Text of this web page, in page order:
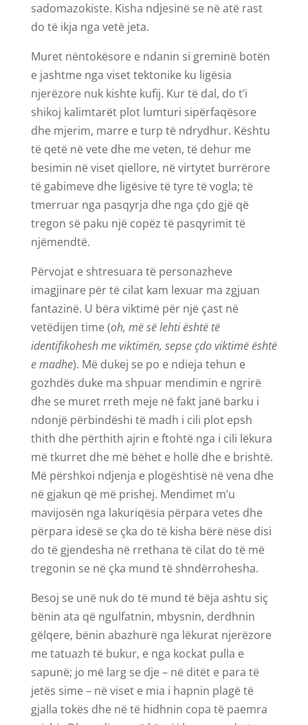
sadomazokiste. Kisha ndjesinë se në atë rast
do të ikja nga vetë jeta.
Muret nëntokësore e ndanin si greminë botën
e jashtme nga viset tektonike ku ligësia
njerëzore nuk kishte kufij. Kur të dal, do t’i
shikoj kalimtarët plot lumturi sipërfaqësore
dhe mjerim, marre e turp të ndrydhur. Kështu
të qetë në vete dhe me veten, të dehur me
besimin në viset qiellore, në virtytet burrërore
të gabimeve dhe ligësive të tyre të vogla; të
tmerruar nga pasqyrja dhe nga çdo gjë që
tregon së paku një copëz të pasqyrimit të
njëmendtë.
Përvojat e shtresuara të personazheve
imagjinare për të cilat kam lexuar ma zgjuan
fantazinë. U bëra viktimë për një çast në
vetëdijen time (oh, më së lehti është të
identifikohesh me viktimën, sepse çdo viktimë është
e madhe). Më dukej se po e ndieja tehun e
gozhdës duke ma shpuar mendimin e ngrirë
dhe se muret rreth meje në fakt janë barku i
ndonjë përbindëshi të madh i cili plot epsh
thith dhe përthith ajrin e ftohtë nga i cili lëkura
më tkurret dhe më bëhet e hollë dhe e brishtë.
Më përshkoi ndjenja e plogështisë në vena dhe
në gjakun që më prishej. Mendimet m’u
mavijosën nga lakuriqësia përpara vetes dhe
përpara idesë se çka do të kisha bërë nëse disi
do të gjendesha në rrethana të cilat do të më
tregonin se në çka mund të shndërrohesha.
Besoj se unë nuk do të mund të bëja ashtu siç
bënin ata që ngulfatnin, mbysnin, derdhnin
gëlqere, bënin abazhurë nga lëkurat njerëzore
me tatuazh të bukur, e nga kockat pulla e
sapunë; jo më larg se dje – në ditët e para të
jetës sime – në viset e mia i hapnin plagë të
gjalla tokës dhe në të hidhnin copa të paemra